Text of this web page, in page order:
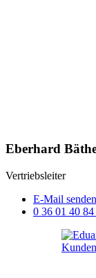
Eberhard
Vertriebsleiter
E-Mail senden
0 36 01 40 84